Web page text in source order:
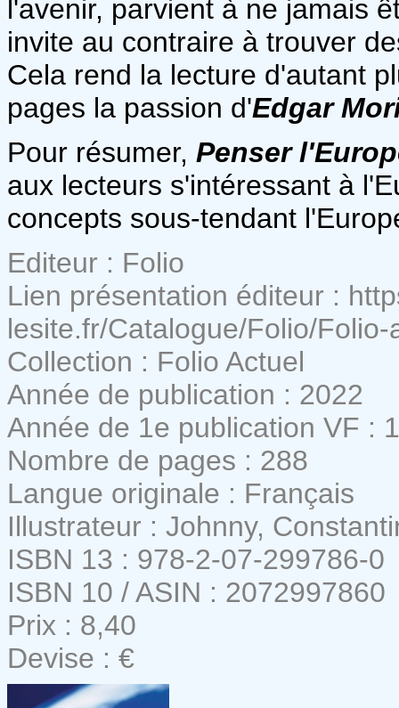
l'avenir, parvient à ne jamais
invite au contraire à trouver
Cela rend la lecture d'autant
pages la passion d'Edgar
Pour résumer, Penser
aux lecteurs s'intéressant à
concepts sous-tendant
Editeur : Folio
Lien présentation éditeur :
lesite.fr/Catalogue/Folio/
Collection : Folio Actuel
Année de publication : 2022
Année de 1e publication VF :
Nombre de pages : 288
Langue originale : Français
Illustrateur : Johnny,
ISBN 13 : 978-2-07-299786-0
ISBN 10 / ASIN : 2072997860
Prix : 8,40
Devise : €